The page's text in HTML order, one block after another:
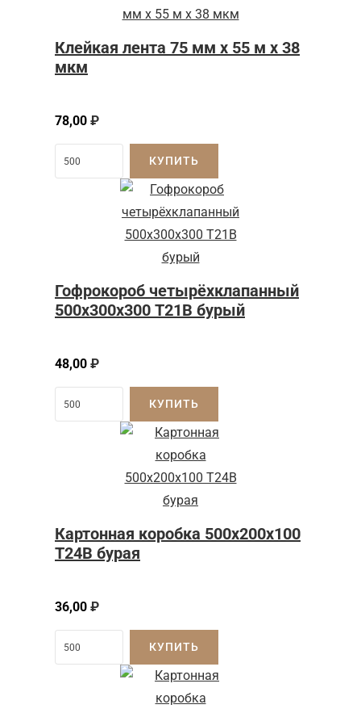
Клейкая лента 75 мм x 55 м x 38
мкм
78,00 ₽
КУПИТЬ
Гофрокороб четырёхклапанный
500х300х300 Т21В бурый
48,00 ₽
КУПИТЬ
Картонная коробка 500x200x100
Т24B бурая
36,00 ₽
КУПИТЬ